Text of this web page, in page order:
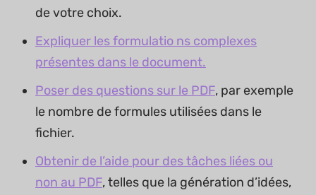
de votre choix.
Expliquer les formulatio ns complexes
présentes dans le document.
Poser des questions sur le PDF, par exemple
le nombre de formules utilisées dans le
fichier.
Obtenir de l’aide pour des tâches liées ou
non au PDF, telles que la génération d’idées,